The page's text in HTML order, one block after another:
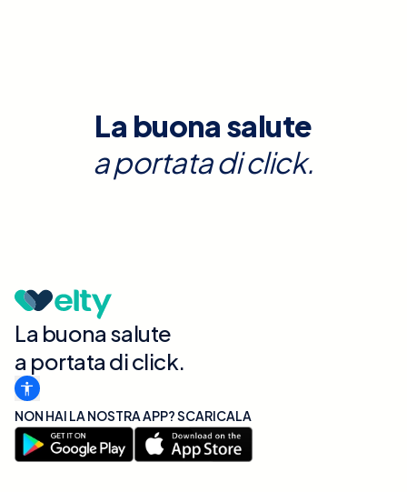
La buona salute
a portata di click.
La buona salute
a portata di click.
NON HAI LA NOSTRA APP? SCARICALA